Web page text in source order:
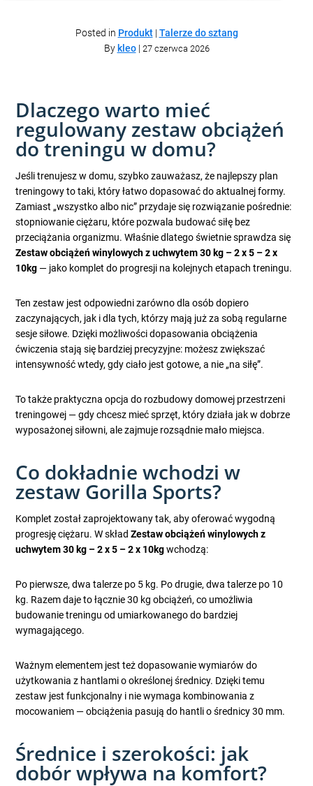
Posted in Produkt| Talerze do sztang
By kleo| 27 czerwca 2026
Dlaczego warto mieć
regulowany zestaw obciążeń
do treningu w domu?
Jeśli trenujesz w domu, szybko zauważasz, że najlepszy plan
treningowy to taki, który łatwo dopasować do aktualnej formy.
Zamiast „wszystko albo nic” przydaje się rozwiązanie pośrednie:
stopniowanie ciężaru, które pozwala budować siłę bez
przeciążania organizmu. Właśnie dlatego świetnie sprawdza się
Zestaw obciążeń winylowych z uchwytem 30 kg – 2 x 5 – 2 x
10kg — jako komplet do progresji na kolejnych etapach treningu.
Ten zestaw jest odpowiedni zarówno dla osób dopiero
zaczynających, jak i dla tych, którzy mają już za sobą regularne
sesje siłowe. Dzięki możliwości dopasowania obciążenia
ćwiczenia stają się bardziej precyzyjne: możesz zwiększać
intensywność wtedy, gdy ciało jest gotowe, a nie „na siłę”.
To także praktyczna opcja do rozbudowy domowej przestrzeni
treningowej — gdy chcesz mieć sprzęt, który działa jak w dobrze
wyposażonej siłowni, ale zajmuje rozsądnie mało miejsca.
Co dokładnie wchodzi w
zestaw Gorilla Sports?
Komplet został zaprojektowany tak, aby oferować wygodną
progresję ciężaru. W składZestaw obciążeń winylowych z
uchwytem 30 kg – 2 x 5 – 2 x 10kgwchodzą:
Po pierwsze, dwa talerze po 5 kg. Po drugie, dwa talerze po 10
kg. Razem daje to łącznie 30 kg obciążeń, co umożliwia
budowanie treningu od umiarkowanego do bardziej
wymagającego.
Ważnym elementem jest też dopasowanie wymiarów do
użytkowania z hantlami o określonej średnicy. Dzięki temu
zestaw jest funkcjonalny i nie wymaga kombinowania z
mocowaniem — obciążenia pasują do hantli o średnicy 30 mm.
Średnice i szerokości: jak
dobór wpływa na komfort?